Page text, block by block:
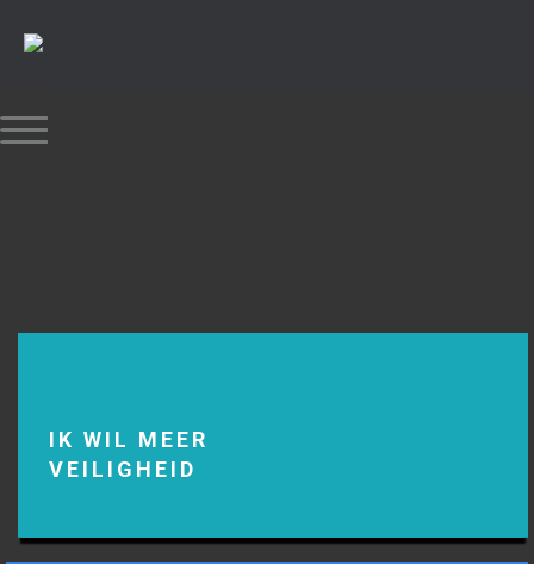
IK WIL MEER
VEILIGHEID